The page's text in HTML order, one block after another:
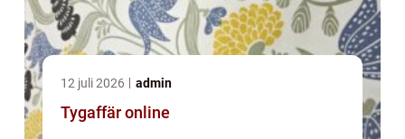
12 juli 2026 admin
Tygaffär online